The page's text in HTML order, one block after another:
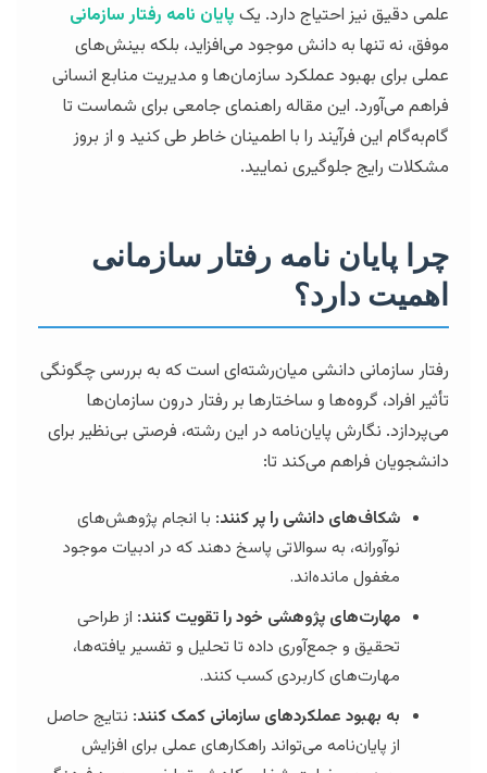
علمی دقیق نیز احتیاج دارد. یکپایان نامه رفتار سازمانی
موفق، نه تنها به دانش موجود می‌افزاید، بلکه بینش‌های
عملی برای بهبود عملکرد سازمان‌ها و مدیریت منابع انسانی
فراهم می‌آورد. این مقاله راهنمای جامعی برای شماست تا
گام‌به‌گام این فرآیند را با اطمینان خاطر طی کنید و از بروز
مشکلات رایج جلوگیری نمایید.
چرا پایان نامه رفتار سازمانی
اهمیت دارد؟
رفتار سازمانی دانشی میان‌رشته‌ای است که به بررسی چگونگی
تأثیر افراد، گروه‌ها و ساختارها بر رفتار درون سازمان‌ها
می‌پردازد. نگارش پایان‌نامه در این رشته، فرصتی بی‌نظیر برای
دانشجویان فراهم می‌کند تا:
شکاف‌های دانشی را پر کنند: با انجام پژوهش‌های
نوآورانه، به سوالاتی پاسخ دهند که در ادبیات موجود
مغفول مانده‌اند.
مهارت‌های پژوهشی خود را تقویت کنند: از طراحی
تحقیق و جمع‌آوری داده تا تحلیل و تفسیر یافته‌ها،
مهارت‌های کاربردی کسب کنند.
به بهبود عملکردهای سازمانی کمک کنند: نتایج حاصل
از پایان‌نامه می‌تواند راهکارهای عملی برای افزایش